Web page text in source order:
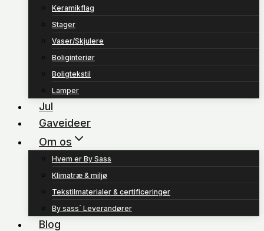
Keramikflag
Stager
Vaser/Skjulere
Boliginteriør
Boligtekstil
Lamper
Jul
Gaveideer
Om os
Hvem er By Sass
Klimatræ & miljø
Tekstilmaterialer & certificeringer
By sass´ Leverandører
Blog